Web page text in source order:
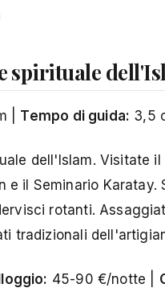
spirituale
| Tempo di guida: 3,5
dell'Islam. Visitate
e il Seminario
rotanti.
tradizionali
45-90 €/notte |